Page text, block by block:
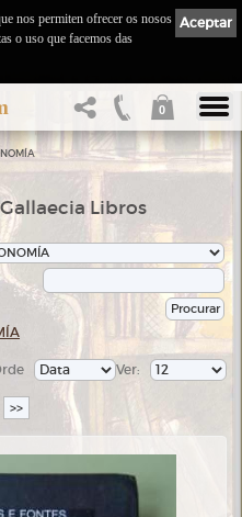
0
Libros
Ver:
>>
Aceptar
nos permiten ofrecer os nosos
o uso que facemos das